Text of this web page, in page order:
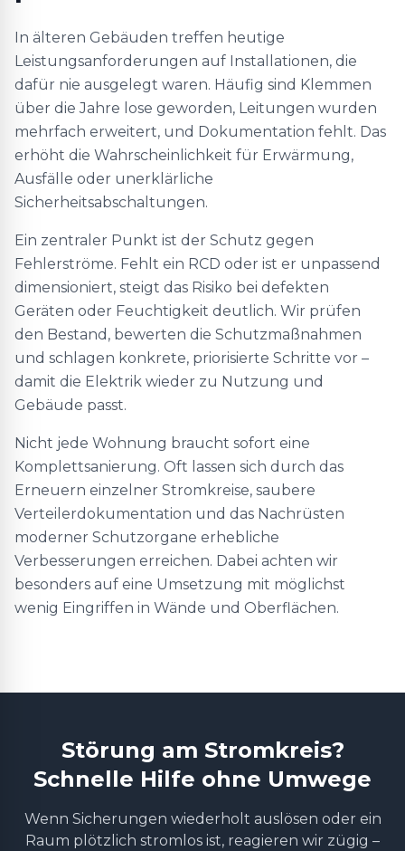
In älteren Gebäuden treffen heutige
Leistungsanforderungen auf Installationen, die
dafür nie ausgelegt waren. Häufig sind Klemmen
über die Jahre lose geworden, Leitungen wurden
mehrfach erweitert, und Dokumentation fehlt. Das
erhöht die Wahrscheinlichkeit für Erwärmung,
Ausfälle oder unerklärliche
Sicherheitsabschaltungen.
Ein zentraler Punkt ist der Schutz gegen
Fehlerströme. Fehlt ein RCD oder ist er unpassend
dimensioniert, steigt das Risiko bei defekten
Geräten oder Feuchtigkeit deutlich. Wir prüfen
den Bestand, bewerten die Schutzmaßnahmen
und schlagen konkrete, priorisierte Schritte vor –
damit die Elektrik wieder zu Nutzung und
Gebäude passt.
Nicht jede Wohnung braucht sofort eine
Komplettsanierung. Oft lassen sich durch das
Erneuern einzelner Stromkreise, saubere
Verteilerdokumentation und das Nachrüsten
moderner Schutzorgane erhebliche
Verbesserungen erreichen. Dabei achten wir
besonders auf eine Umsetzung mit möglichst
wenig Eingriffen in Wände und Oberflächen.
Störung am Stromkreis?
Schnelle Hilfe ohne Umwege
Wenn Sicherungen wiederholt auslösen oder ein
Raum plötzlich stromlos ist, reagieren wir zügig –